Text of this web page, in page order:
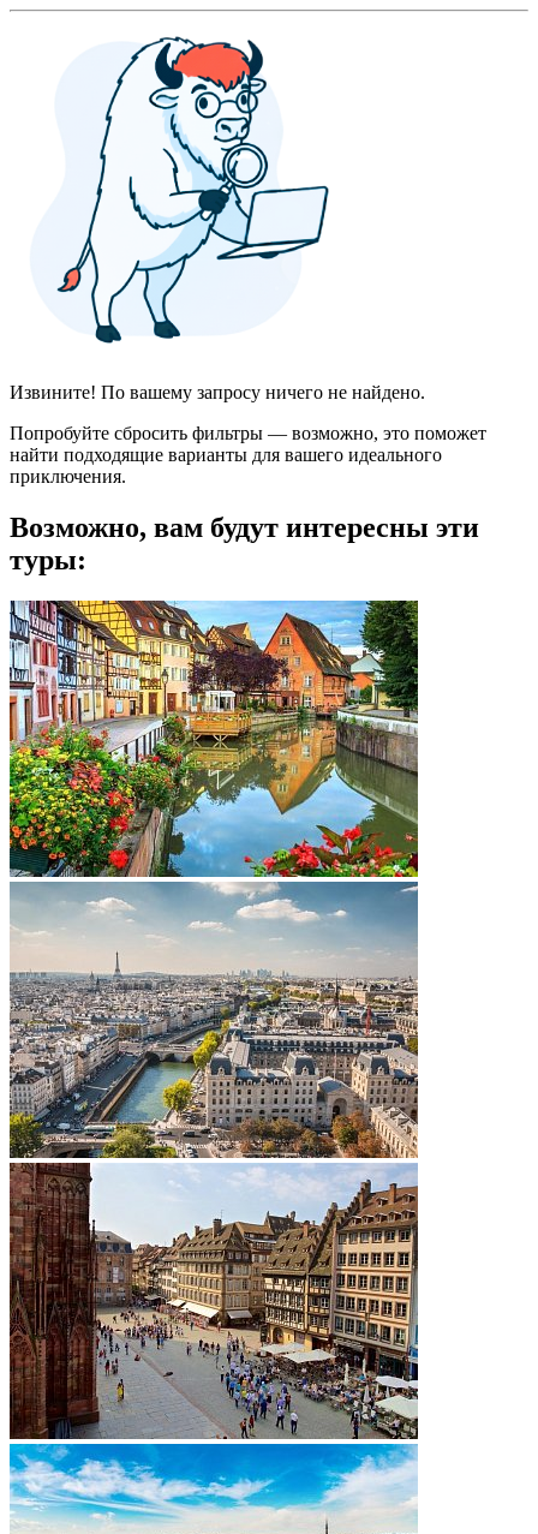
Извините! По вашему запросу ничего не найдено.
Попробуйте сбросить фильтры — возможно, это поможет
найти подходящие варианты для вашего идеального
приключения.
Возможно, вам будут интересны эти
туры: